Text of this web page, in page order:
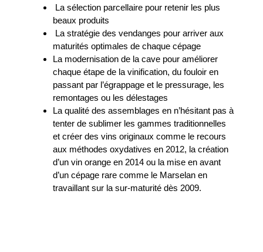
La sélection parcellaire pour retenir les plus
beaux produits
La stratégie des vendanges pour arriver aux
maturités optimales de chaque cépage
La modernisation de la cave pour améliorer
chaque étape de la vinification, du fouloir en
passant par l’égrappage et le pressurage, les
remontages ou les délestages
La qualité des assemblages en n’hésitant pas à
tenter de sublimer les gammes traditionnelles
et créer des vins originaux comme le recours
aux méthodes oxydatives en 2012, la création
d’un vin orange en 2014 ou la mise en avant
d’un cépage rare comme le Marselan en
travaillant sur la sur-maturité dès 2009.